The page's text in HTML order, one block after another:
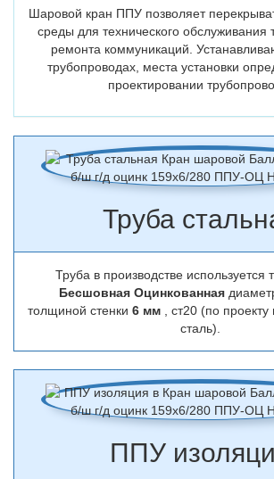
Шаровой кран ППУ позволяет
среды для технического обслуживания
ремонта коммуникаций.
трубопроводах, места установки
проектировании
Труба
Труба в производстве используется
Бесшовная Оцинкованная
толщиной стенки 6 мм , ст20 (по
сталь).
ППУ